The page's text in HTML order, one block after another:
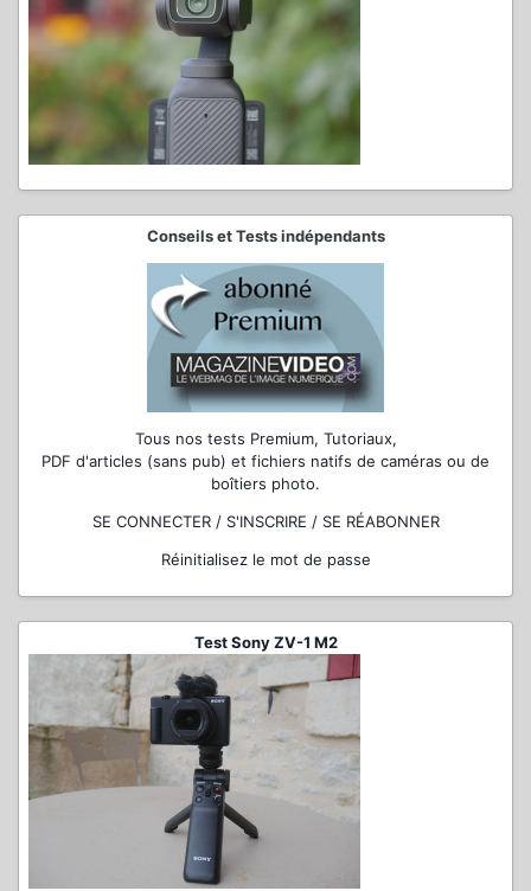
Conseils et Tests indépendants
Tous nos tests Premium, Tutoriaux,
PDF d'articles (sans pub) et fichiers natifs de caméras ou de
boîtiers photo.
SE CONNECTER / S'INSCRIRE / SE RÉABONNER
Réinitialisez le mot de passe
Test Sony ZV-1 M2